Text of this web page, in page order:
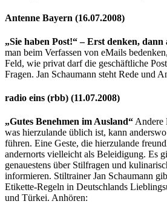
Antenne Bayern (16.07.2008)
„Sie haben Post!“ – Erst denken, dann
man beim Verfassen von eMails
Feld, wie privat darf die geschäftliche
Fragen. Jan Schaumann steht Rede und
radio eins (rbb) (11.07.2008)
„Gutes Benehmen im Ausland“ Andere
was hierzulande üblich ist, kann
führen. Eine Geste, die hierzulande
andernorts vielleicht als Beleidigung. Es
genauestens über Stilfragen und
informieren. Stiltrainer Jan Schaumann
Etikette-Regeln in Deutschlands
und Türkei. Anhören: